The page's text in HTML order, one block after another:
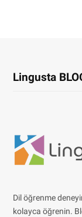
Lingusta
Dil öğrenme
kolayca öğrenin.